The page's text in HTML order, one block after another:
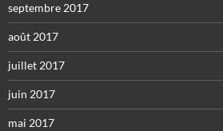
septembre 2017
août 2017
juillet 2017
juin 2017
mai 2017